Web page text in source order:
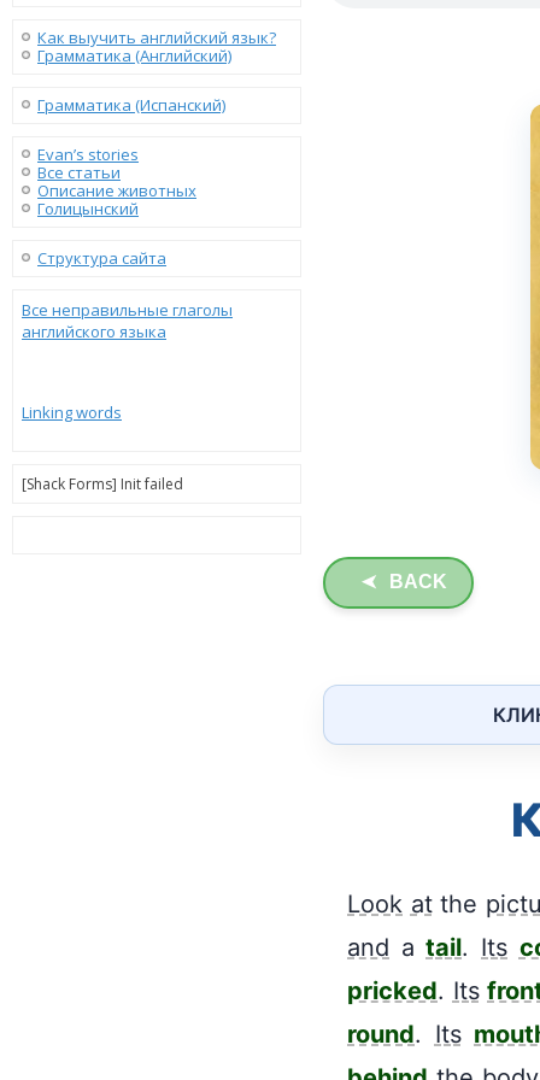
Как выучить английский язык?
Грамматика (Английский)
Грамматика (Испанский)
Evan’s stories
Все статьи
Описание животных
Голицынский
Структура сайта
Все неправильные глаголы
английского языка
Linking words
[Shack Forms] Init failed
➤ BACK